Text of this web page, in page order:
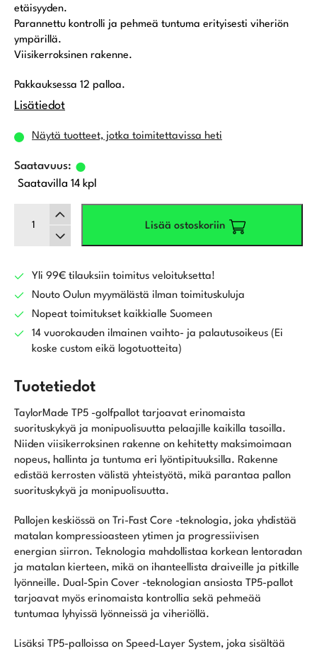
etäisyyden.
Parannettu kontrolli ja pehmeä tuntuma erityisesti viheriön
ympärillä.
Viisikerroksinen rakenne.
Pakkauksessa 12 palloa.
Lisätiedot
Näytä tuotteet, jotka toimitettavissa heti
Saatavilla 14 kpl
TaylorMade
TP5,
Valkoinen
Lisää ostoskoriin
Yli 99€ tilauksiin toimitus veloituksetta!
Nouto Oulun myymälästä ilman toimituskuluja
Nopeat toimitukset kaikkialle Suomeen
14 vuorokauden ilmainen vaihto- ja palautusoikeus (Ei
koske custom eikä logotuotteita)
Tuotetiedot
TaylorMade TP5 -golfpallot tarjoavat erinomaista
suorituskykyä ja monipuolisuutta pelaajille kaikilla tasoilla.
Niiden viisikerroksinen rakenne on kehitetty maksimoimaan
nopeus, hallinta ja tuntuma eri lyöntipituuksilla. Rakenne
edistää kerrosten välistä yhteistyötä, mikä parantaa pallon
suorituskykyä ja monipuolisuutta.
Pallojen keskiössä on Tri-Fast Core -teknologia, joka yhdistää
matalan kompressioasteen ytimen ja progressiivisen
energian siirron. Teknologia mahdollistaa korkean lentoradan
ja matalan kierteen, mikä on ihanteellista draiveille ja pitkille
lyönneille. Dual-Spin Cover -teknologian ansiosta TP5-pallot
tarjoavat myös erinomaista kontrollia sekä pehmeää
tuntumaa lyhyissä lyönneissä ja viheriöllä.
Lisäksi TP5-palloissa on Speed-Layer System, joka sisältää